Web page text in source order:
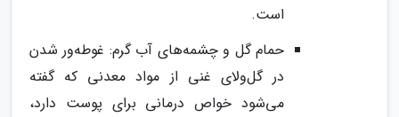
است.
حمام گل و چشمه‌های آب گرم: غوطه‌ور شدن
در گل‌ولای غنی از مواد معدنی که گفته
می‌شود خواص درمانی برای پوست دارد،